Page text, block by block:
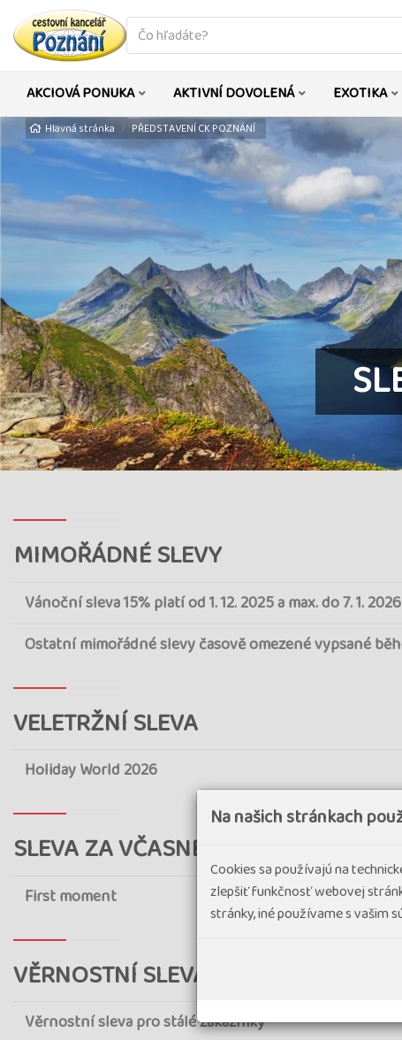
co
hledáte
AKCIOVÁ PONUKA AKTIVNÍ DOVOLENÁ EXOTIKA
Hlavná stránka PŘEDSTAVENÍ CK POZNÁNÍ
MIMOŘÁDNÉ SLEVY
Vánoční sleva 15% platí od 1. 12. 2025 a max. do 7. 1.
Ostatní mimořádné slevy časově omezené vypsané
VELETRŽNÍ SLEVA
Holiday World 2026
SLEVA ZA VČASNÉ PŘIHLÁŠENÍ
First moment
VĚRNOSTNÍ SLEVA
Věrnostní sleva pro stálé zákazniky
Na našich stránkach
Cookies sa používajú na
zlepšiť funkčnosť webovej
stránky, iné používame s vašim